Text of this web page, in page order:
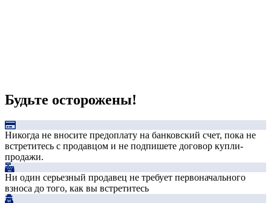
Будьте осторожены!
Никогда не вносите предоплату на банковский счет, пока не
встретитесь с продавцом и не подпишете договор купли-
продажи.
Ни один серьезный продавец не требует первоначального
взноса до того, как вы встретитесь